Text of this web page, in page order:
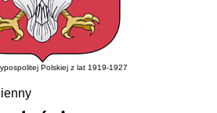
Polskiej z lat 1919-1927